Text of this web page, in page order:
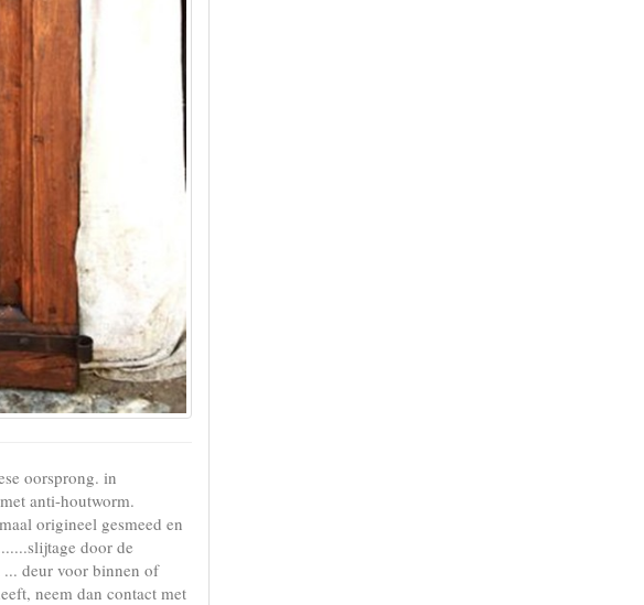
oorsprong. in
anti-houtworm.
origineel gesmeed en
door de
deur voor binnen of
neem dan contact met